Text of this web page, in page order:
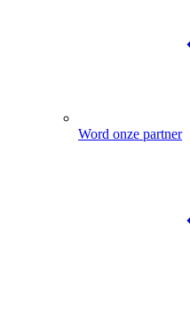
Word onze partner